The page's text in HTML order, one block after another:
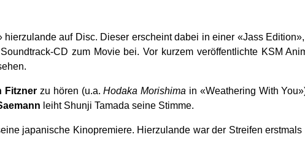
auf Disc. Dieser erscheint dabei in einer «Jass
CD zum Movie bei. Vor kurzem veröffentlichte KSM
Fitzner zu hören (u.a.Hodaka Morishima in «Weathering With
leiht Shunji Tamada seine Stimme.
japanische Kinopremiere. Hierzulande war der Streifen